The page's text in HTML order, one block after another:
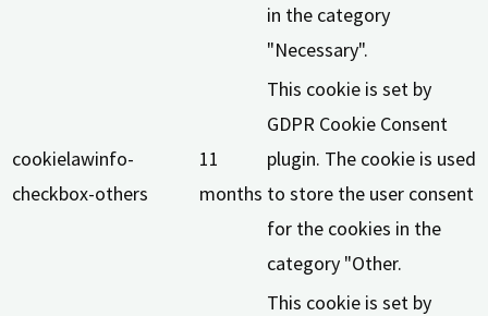
in the category
"Necessary".
cookielawinfo-
checkbox-others
11
months
This cookie is set by
GDPR Cookie Consent
plugin. The cookie is used
to store the user consent
for the cookies in the
category "Other.
This cookie is set by